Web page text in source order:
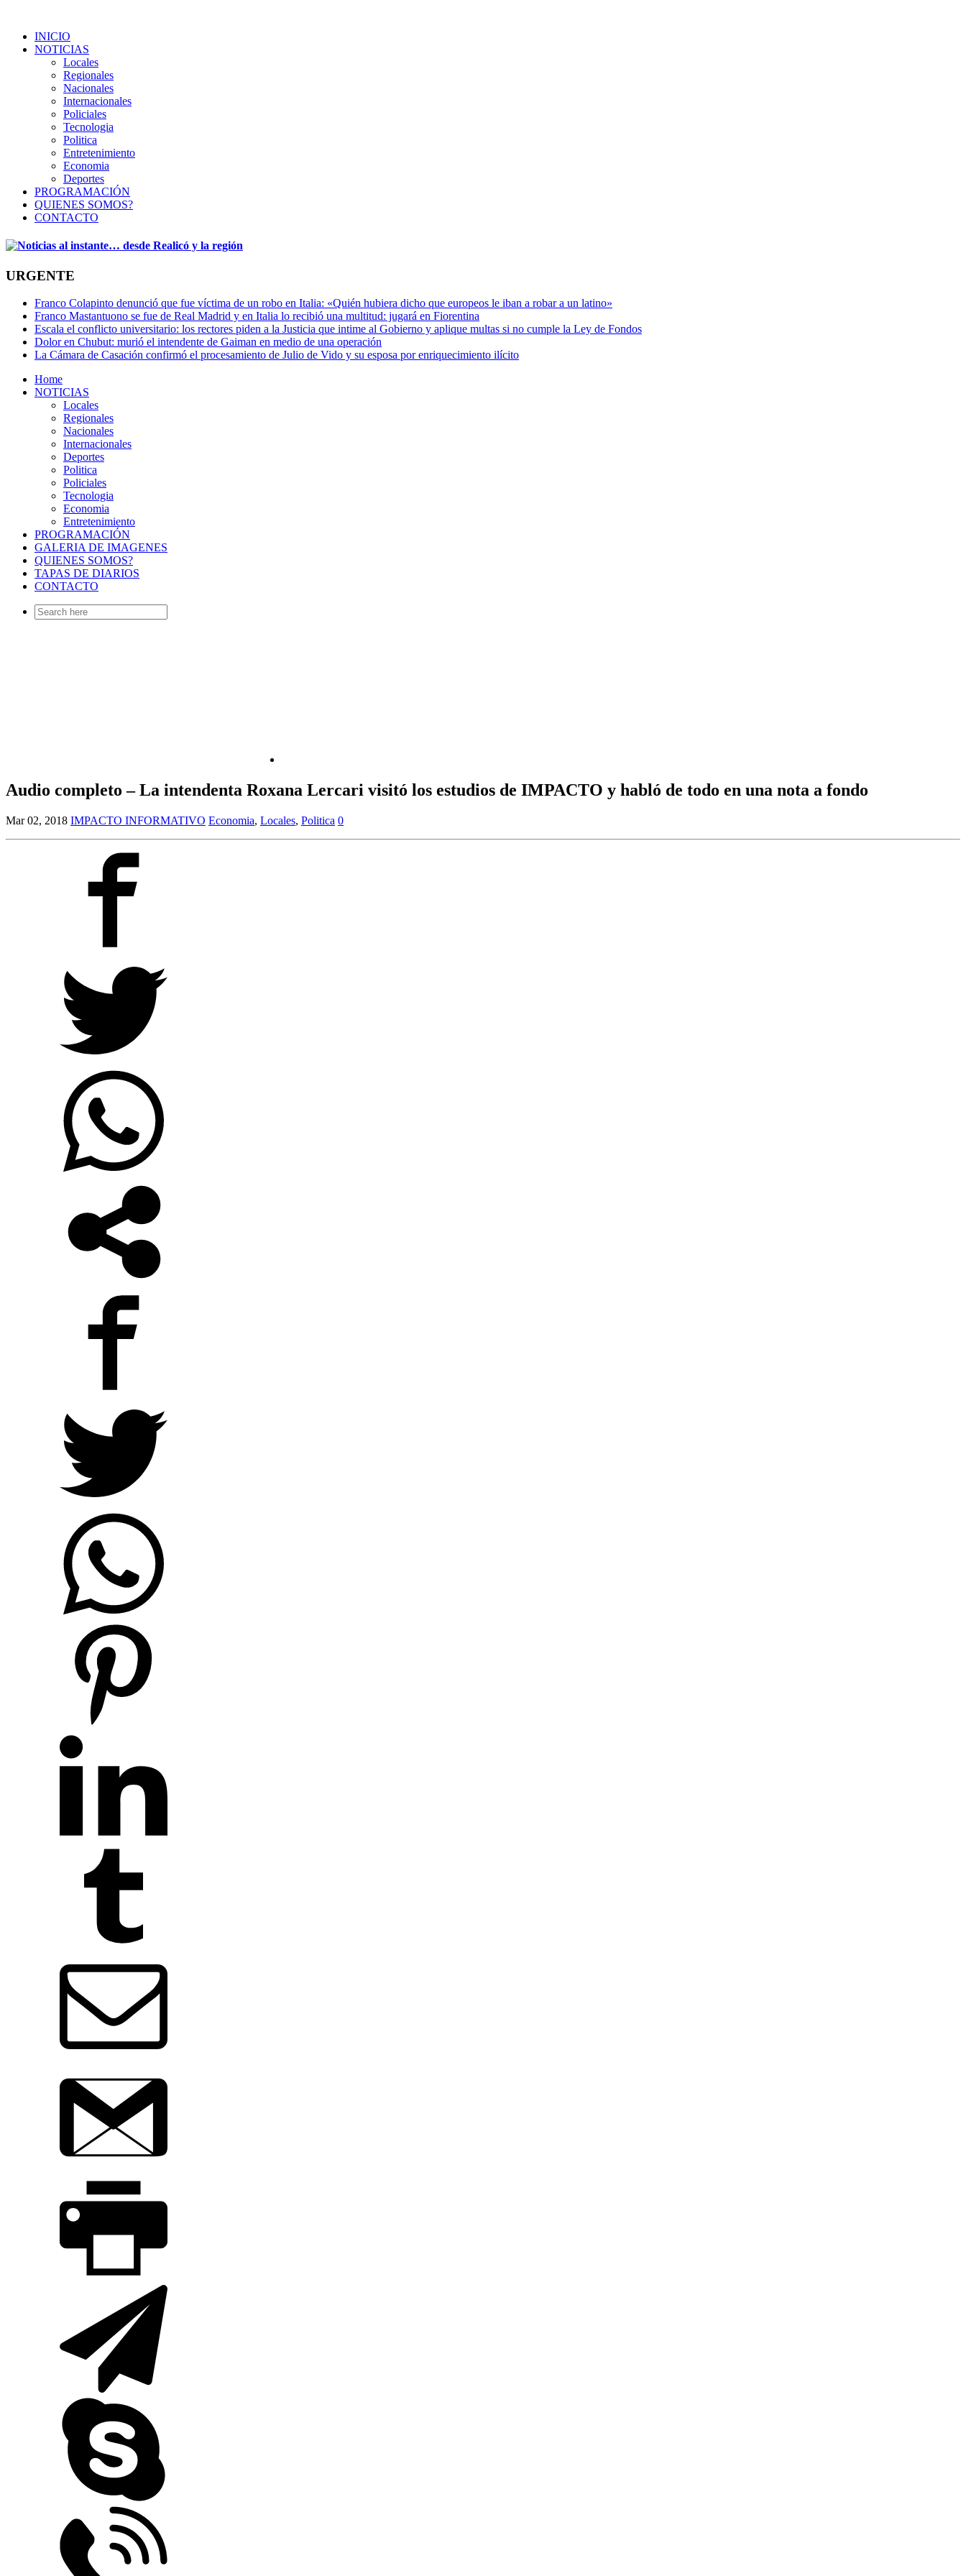
INICIO
NOTICIAS
Locales
Regionales
Nacionales
Internacionales
Policiales
Tecnologia
Politica
Entretenimiento
Economia
Deportes
PROGRAMACIÓN
QUIENES SOMOS?
CONTACTO
URGENTE
Franco Colapinto denunció que fue víctima de un robo en Italia: «Quién hubiera dicho que europeos le iban a robar a un latino»
Franco Mastantuono se fue de Real Madrid y en Italia lo recibió una multitud: jugará en Fiorentina
Escala el conflicto universitario: los rectores piden a la Justicia que intime al Gobierno y aplique multas si no cumple la Ley de Fondos
Dolor en Chubut: murió el intendente de Gaiman en medio de una operación
La Cámara de Casación confirmó el procesamiento de Julio de Vido y su esposa por enriquecimiento ilícito
Home
NOTICIAS
Locales
Regionales
Nacionales
Internacionales
Deportes
Politica
Policiales
Tecnologia
Economia
Entretenimiento
PROGRAMACIÓN
GALERIA DE IMAGENES
QUIENES SOMOS?
TAPAS DE DIARIOS
CONTACTO
Search
for:
Audio completo – La intendenta Roxana Lercari visitó los estudios de IMPACTO y habló de todo en una nota a fondo
Mar 02, 2018 IMPACTO INFORMATIVO Economia, Locales, Politica 0